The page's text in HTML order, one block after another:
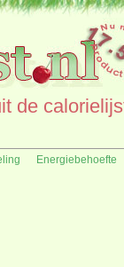
de
Energiebehoefte